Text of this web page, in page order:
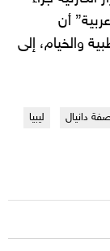
أن
والخيام، إلى
دانيال
ليبيا